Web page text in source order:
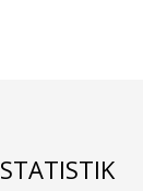
STATISTIK